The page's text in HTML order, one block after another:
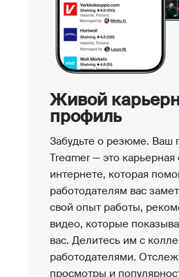
Живой
профиль
Забудьте о резюме. Ваш
Treamer — это карьерная
интернете, которая
работодателям вас
свой опыт работы,
видео, которые
вас. Делитесь им с
работодателями.
просмотры и